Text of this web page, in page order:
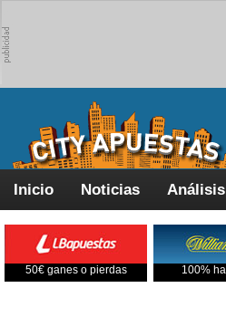
Inicio Noticias
50€ ganes o pierdas 100%